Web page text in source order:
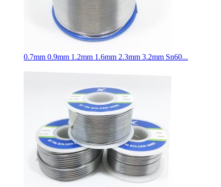
0.7mm 0.9mm 1.2mm 1.6mm 2.3mm 3.2mm Sn60...